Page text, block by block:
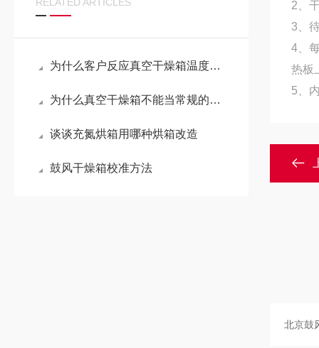
为什么客户反应真空干燥箱温度上下偏差大？
为什么真空干燥箱不能当常规的鼓风干燥箱使用？
谈谈充氮烘箱用哪种烘箱改造
鼓风干燥箱校准方法
2 、
3 、
4 、
热板
5 、